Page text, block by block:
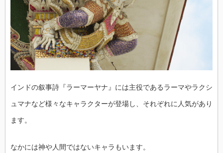
インドの叙事詩『ラーマーヤナ』には主役であるラーマやラクシ
ュマナなど様々なキャラクターが登場し、それぞれに人気があり
ます。
なかには神や人間ではないキャラもいます。